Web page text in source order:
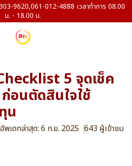
9620,061-012-4888 เวลาทำการ 08.00
น. - 18.00 น.
5 จุดเช็ค
อนตัดสินใจใช้
น
อัพเดทล่าสุด: 6 ก.ย. 2025 643 ผู้เข้าชม